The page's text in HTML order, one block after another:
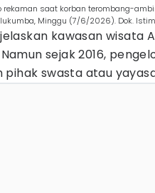
rekaman saat korban terombang-
Minggu (7/6/2026). Dok.
kawasan wisata
sejak 2016,
pihak swasta atau